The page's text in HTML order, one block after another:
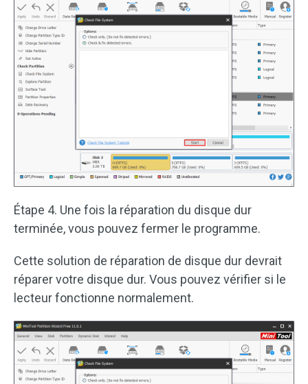
Étape 4. Une fois la réparation du disque dur
terminée, vous pouvez fermer le programme.
Cette solution de réparation de disque dur devrait
réparer votre disque dur. Vous pouvez vérifier si le
lecteur fonctionne normalement.